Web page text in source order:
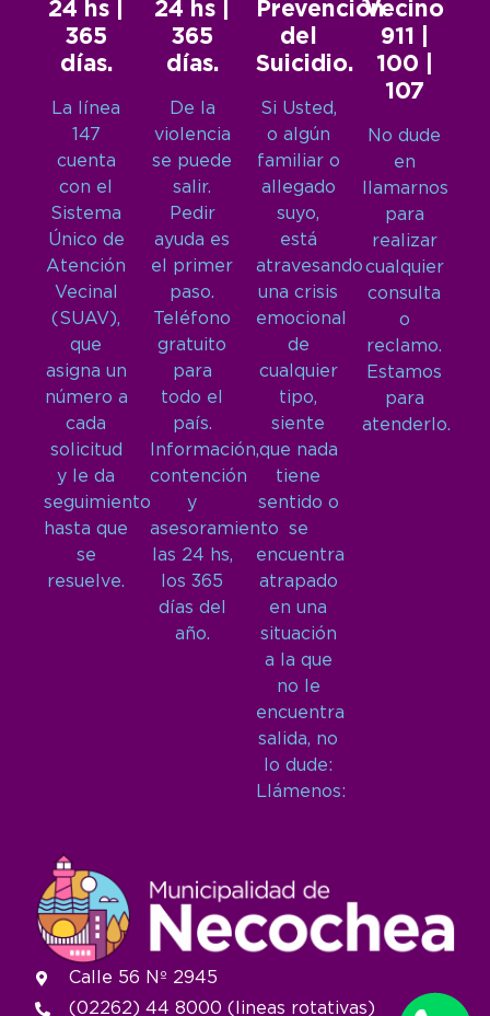
24 hs |
365
días.
La línea
147
cuenta
con el
Sistema
Único de
Atención
Vecinal
(SUAV),
que
asigna un
número a
cada
solicitud
y le da
seguimiento
hasta que
se
resuelve.
24 hs |
365
días.
De la
violencia
se puede
salir.
Pedir
ayuda es
el primer
paso.
Teléfono
gratuito
para
todo el
país.
Información,
contención
y
asesoramiento
las 24 hs,
los 365
días del
año.
Prevención
del
Suicidio.
Si Usted,
o algún
familiar o
allegado
suyo,
está
atravesando
una crisis
emocional
de
cualquier
tipo,
siente
que nada
tiene
sentido o
se
encuentra
atrapado
en una
situación
a la que
no le
encuentra
salida, no
lo dude:
Llámenos:
Vecino
911 |
100 |
107
No dude
en
llamarnos
para
realizar
cualquier
consulta
o
reclamo.
Estamos
para
atenderlo.
Calle 56 Nº 2945
(02262) 44 8000 (lineas rotativas)